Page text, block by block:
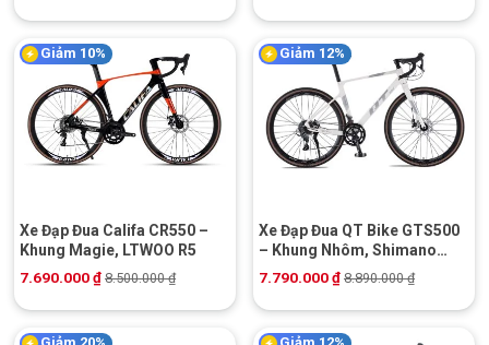
Giảm 10%
Xe Đạp Đua Califa CR550 –
Khung Magie, LTWOO R5
7.690.000₫ 8.500.000₫
Giảm 12%
Xe Đạp Đua QT Bike GTS500
– Khung Nhôm, Shimano
Tourney
7.790.000₫ 8.890.000₫